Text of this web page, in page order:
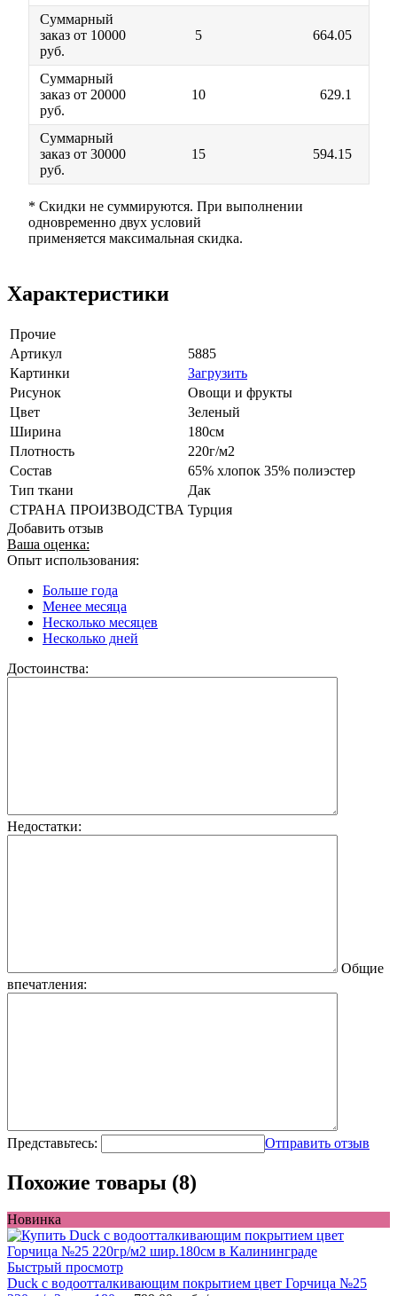
Суммарный
заказ от 10000
руб.
5 664.05
Суммарный
заказ от 20000
руб.
10 629.1
Суммарный
заказ от 30000
руб.
15 594.15
* Скидки не суммируются. При выполнении
одновременно двух условий
применяется максимальная скидка.
Характеристики
Прочие
Артикул
5885
Картинки
Загрузить
Рисунок
Овощи и фрукты
Цвет
Зеленый
Ширина
180см
Плотность
220г/м2
Состав
65% хлопок 35% полиэстер
Тип ткани
Дак
СТРАНА ПРОИЗВОДСТВА Турция
Добавить отзыв
Ваша оценка:
Опыт использования:
Больше года
Менее месяца
Несколько месяцев
Несколько дней
Достоинства:
Недостатки:
Общие
впечатления:
Представьтесь: Отправить отзыв
Похожие товары (8)
Новинка
Быстрый просмотр
Duck с водоотталкивающим покрытием цвет Горчица №25